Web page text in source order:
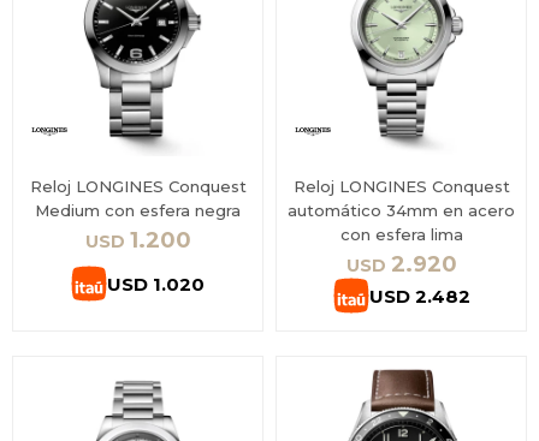
Reloj LONGINES Conquest
Medium con esfera negra
USD 1.200
USD 1.020
Reloj LONGINES Conquest
automático 34mm en acero
con esfera lima
USD 2.920
USD 2.482